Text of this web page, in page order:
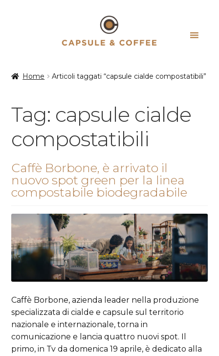
Home Articoli taggati “capsule cialde compostatibili”
Tag: capsule cialde
compostatibili
Caffè Borbone, è arrivato il
nuovo spot green per la linea
compostabile biodegradabile
Caffè Borbone, azienda leader nella produzione
specializzata di cialde e capsule sul territorio
nazionale e internazionale, torna in
comunicazione e lancia quattro nuovi spot. Il
primo, in Tv da domenica 19 aprile, è dedicato alla